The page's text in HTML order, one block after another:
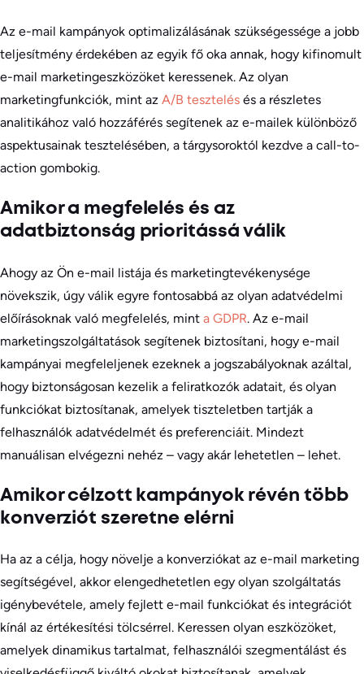
Az e-mail kampányok optimalizálásának szükségessége a jobb
teljesítmény érdekében az egyik fő oka annak, hogy kifinomult
e-mail marketingeszközöket keressenek. Az olyan
marketingfunkciók, mint az A/B tesztelés és a részletes
analitikához való hozzáférés segítenek az e-mailek különböző
aspektusainak tesztelésében, a tárgysoroktól kezdve a call-to-
action gombokig.
Amikor a megfelelés és az
adatbiztonság prioritássá válik
Ahogy az Ön e-mail listája és marketingtevékenysége
növekszik, úgy válik egyre fontosabbá az olyan adatvédelmi
előírásoknak való megfelelés, mint a GDPR. Az e-mail
marketingszolgáltatások segítenek biztosítani, hogy e-mail
kampányai megfeleljenek ezeknek a jogszabályoknak azáltal,
hogy biztonságosan kezelik a feliratkozók adatait, és olyan
funkciókat biztosítanak, amelyek tiszteletben tartják a
felhasználók adatvédelmét és preferenciáit. Mindezt
manuálisan elvégezni nehéz – vagy akár lehetetlen – lehet.
Amikor célzott kampányok révén több
konverziót szeretne elérni
Ha az a célja, hogy növelje a konverziókat az e-mail marketing
segítségével, akkor elengedhetetlen egy olyan szolgáltatás
igénybevétele, amely fejlett e-mail funkciókat és integrációt
kínál az értékesítési tölcsérrel. Keressen olyan eszközöket,
amelyek dinamikus tartalmat, felhasználói szegmentálást és